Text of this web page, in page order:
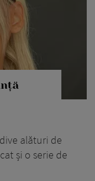
alături de
și o serie de